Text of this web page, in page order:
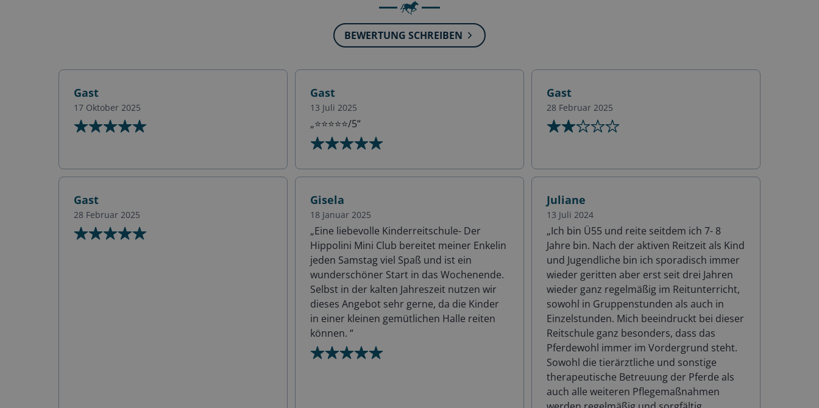
BEWERTUNG SCHREIBEN
Gast
17 Oktober 2025
Gast
13 Juli 2025
„⭐️⭐️⭐️⭐️⭐️/5“
Gast
28 Februar 2025
Gast
28 Februar 2025
Gisela
18 Januar 2025
„Eine liebevolle Kinderreitschule- Der
Hippolini Mini Club bereitet meiner Enkelin
jeden Samstag viel Spaß und ist ein
wunderschöner Start in das Wochenende.
Selbst in der kalten Jahreszeit nutzen wir
dieses Angebot sehr gerne, da die Kinder
in einer kleinen gemütlichen Halle reiten
können. “
Juliane
13 Juli 2024
„Ich bin Ü55 und reite seitdem ich 7- 8
Jahre bin. Nach der aktiven Reitzeit als Kind
und Jugendliche bin ich sporadisch immer
wieder geritten aber erst seit drei Jahren
wieder ganz regelmäßig im Reitunterricht,
sowohl in Gruppenstunden als auch in
Einzelstunden. Mich beeindruckt bei dieser
Reitschule ganz besonders, dass das
Pferdewohl immer im Vordergrund steht.
Sowohl die tierärztliche und sonstige
therapeutische Betreuung der Pferde als
auch alle weiteren Pflegemaßnahmen